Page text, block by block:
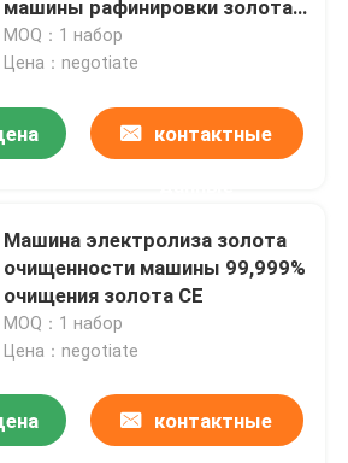
стали плавя
машины рафинировки золота
Eco дружелюбные
MOQ：1 набор
Цена：negotiate
контактные
Машина электролиза золота
очищенности машины 99,999%
очищения золота CE
MOQ：1 набор
Цена：negotiate
контактные